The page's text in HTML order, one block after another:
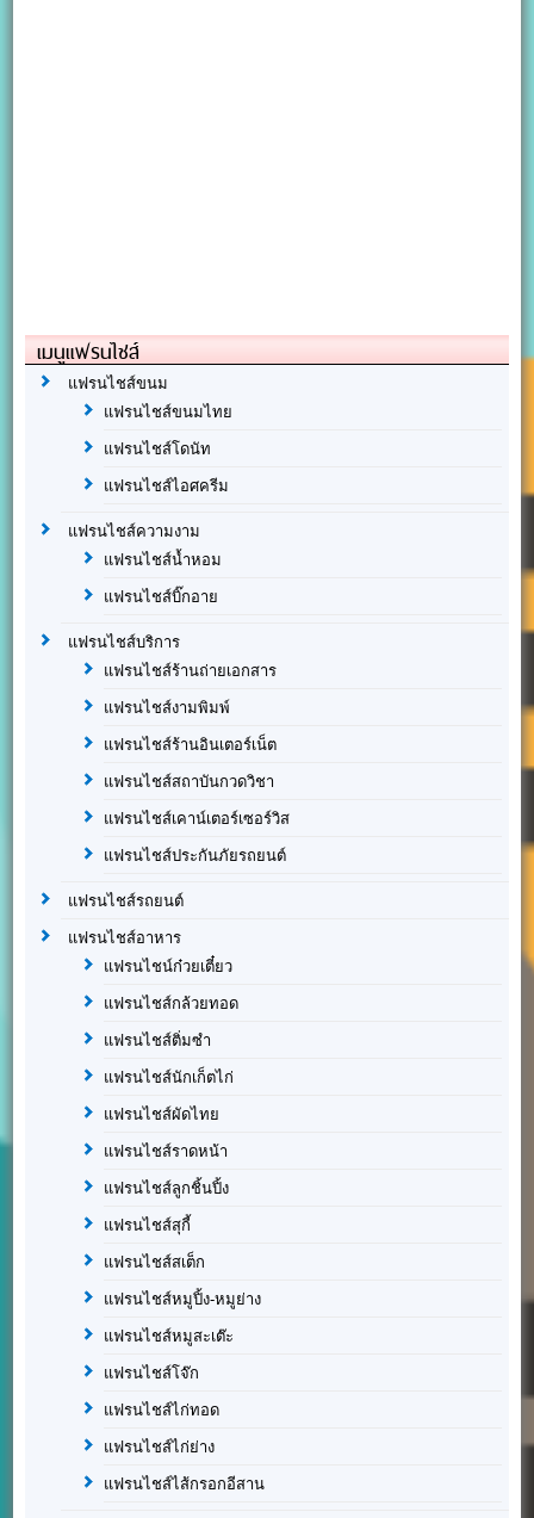
เมนูแฟรนไชส์
แฟรนไชส์ขนม
แฟรนไชส์ขนมไทย
แฟรนไชส์โดนัท
แฟรนไชส์ไอศครีม
แฟรนไชส์ความงาม
แฟรนไชส์น้ำหอม
แฟรนไชส์บิ๊กอาย
แฟรนไชส์บริการ
แฟรนไชส์ร้านถ่ายเอกสาร
แฟรนไชส์งามพิมพ์
แฟรนไชส์ร้านอินเตอร์เน็ต
แฟรนไชส์สถาบันกวดวิชา
แฟรนไชส์เคาน์เตอร์เซอร์วิส
แฟรนไชส์ประกันภัยรถยนต์
แฟรนไชส์รถยนต์
แฟรนไชส์อาหาร
แฟรนไชน์ก๋วยเตี๋ยว
แฟรนไชส์กล้วยทอด
แฟรนไชส์ติ่มซำ
แฟรนไชส์นักเก็ตไก่
แฟรนไชส์ผัดไทย
แฟรนไชส์ราดหน้า
แฟรนไชส์ลูกชิ้นปิ้ง
แฟรนไชส์สุกี้
แฟรนไชส์สเต็ก
แฟรนไชส์หมูปิ้ง-หมูย่าง
แฟรนไชส์หมูสะเต๊ะ
แฟรนไชส์โจ๊ก
แฟรนไชส์ไก่ทอด
แฟรนไชส์ไก่ย่าง
แฟรนไชส์ไส้กรอกอีสาน